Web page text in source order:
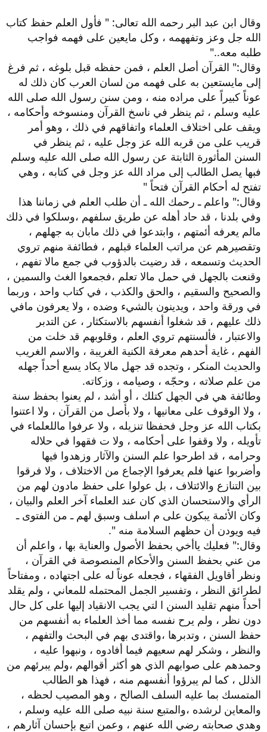
وقال ابن عبد البر رحمه الله تعالى: " فأول العلم حفظ كتاب
الله جل وعز وتفههمه ، وكل مايعين على فهمه فواجب
طلبه معه.."
وقال:" القرآن أصل العلم ، فمن حفظه قبل بلوغه ، ثم فرغ
إلى مايستعين به على فهمه من لسان العرب كان ذلك له
عوناً كبيراً على مراده منه ، ومن سنن رسول الله صلى الله
عليه وسلم ، ثم ينظر في ناسخ القرآن ومنسوخه وأحكامه ،
ويقف على اختلاف العلماء واتفاقهم في ذلك ، وهو أمر
قريب على من قربه الله عز وجل عليه ، ثم ينظر في
السنن المأثورة الثابتة عن رسول الله صلى الله عليه وسلم
فبها يصل الطالب إلى مراد الله عز وجل في كتابه ، وهي
تفتح له أحكام القرآن فتحاً "
وقال:" واعلم ـ رحمك الله ـ أن طلب العلم في زماننا هذا
وفي بلدنا ، قد حاد أهله عن طريق سلفهم ،وسلكوا في ذلك
مالم يعرفه أئمتهم ، وابتدعوا في ذلك مابان به جهلهم ،
وتقصيرهم عن مراتب العلماء قبلهم ، فطائفة منهم تروي
الحديث وتسمعه ، قد رضيت بالدؤوب في جمع مالا تفهم ،
وقنعت بالجهل في حمل مالا تعلم ،فجمعوا الغث والسمين ،
والصحيح والسقيم ، والحق والكذب ، في كتاب واحد ، وربما
في ورقة واحد ، ويدينون بالشيء وضده ، ولا يعرفون مافي
ذلك عليهم ، قد شغلوا أنفسهم بالاستكثار ، عن التدبر
والاعتبار ، فألسنتهم تروي العلم ، وقلوبهم قد خلت من
الفهم ، غاية أحدهم معرفة الكنية الغريبة ، والاسم الغريب
والحديث المنكر ، وتجده قد جهل مالا يكاد يسع أحداً جهله
من علم صلاته ، وحجّه ، وصيامه ، وزكاته.
وطائفة هي في الجهل كتلك ، أو أشد ، لم يعنوا بحفظ سنة
، ولا الوقوف على معانيها ، ولا بأصل من القرآن ، ولا اعتنوا
بكتاب الله عز وجل فحفظا تنزيله ، ولا عرفوا ماللعلماء في
تأويله ، ولا وقفوا على أحكامه ، ولا ت فقهوا في حلاله
وحرامه ، قد اطرحوا علم السنن والآثار وزهدوا فيها
وأضربوا عنها فلم يعرفوا الإجماع من الاختلاف ، ولا فرقوا
بين التنازع والائتلاف ، بل عولوا على حفظ مادون لهم من
الرأي والاستحسان الذي كان عند العلماء آخر العلم والبيان ،
وكان الأئمة يبكون على م اسلف وسبق لهم ـ من الفتوى ـ
فيه ويودن أن حظهم السلامة منه ".
وقال:" فعليك ياأخي بحفظ الأصول والعناية بها ، واعلم أن
من عني بحفظ السنن والأحكام المنصوصة في القرآن ،
ونظر أقاويل الفقهاء ، فجعله عوناً له على اجتهاده ، ومفتاحاً
لطرائق النظر ، وتفسير الجمل المحتمله للمعاني ، ولم يقلد
أحداً منهم تقليد السنن ا لتي يجب الانقياد إليها على كل حال
دون نظر ، ولم يرح نفسه مما أخذ العلماء به أنفسهم من
حفظ السنن ، وتدبرها ،واقتدى بهم في البحث والتفهم ،
والنظر ، وشكر لهم سعيهم فيما أفادوه ، ونبهوا عليه ،
وحمدهم على صوابهم الذي هو أكثر أقوالهم ،ولم يبرئهم من
الذلل ، كما لم يبرؤوا أنفسهم منه ، فهذا هو الطالب
المتمسك بما عليه السلف الصالح ، وهو المصيب لحظه ،
والمعاين لرشده ،والمتبع سنة نبيه صلى الله عليه وسلم ،
وهدي صحابته رضي الله عنهم ، وعمن اتبع بإحسان آثارهم ،